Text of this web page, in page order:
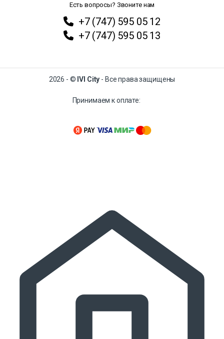
Есть вопросы? Звоните нам
+7 (747) 595 05 12
+7 (747) 595 05 13
2026 - © IVI City - Все права защищены
Принимаем к оплате: